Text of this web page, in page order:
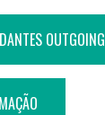
OUTGOING